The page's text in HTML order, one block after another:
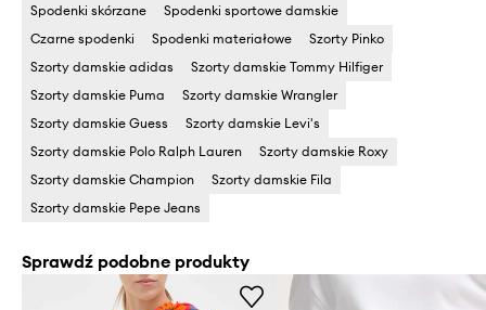
Spodenki skórzane
Spodenki sportowe damskie
Czarne spodenki
Spodenki materiałowe
Szorty Pinko
Szorty damskie adidas
Szorty damskie Tommy Hilfiger
Szorty damskie Puma
Szorty damskie Wrangler
Szorty damskie Guess
Szorty damskie Levi's
Szorty damskie Polo Ralph Lauren
Szorty damskie Roxy
Szorty damskie Champion
Szorty damskie Fila
Szorty damskie Pepe Jeans
Sprawdź podobne produkty